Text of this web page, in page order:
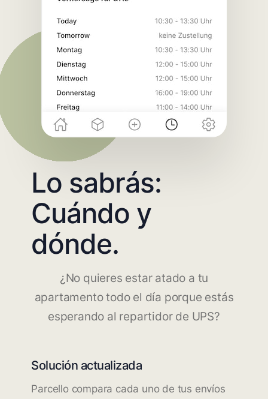
Lo sabrás:
Cuándo y
dónde.
¿No quieres estar atado a tu
apartamento todo el día porque estás
esperando al repartidor de UPS?
Solución actualizada
Parcello compara cada uno de tus envíos